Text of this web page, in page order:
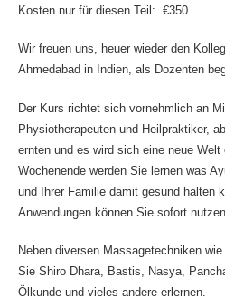
Kosten nur für diesen Teil: €350
Wir freuen uns, heuer wieder den
Ahmedabad in Indien, als Dozenten
Der Kurs richtet sich vornehmlich an
Physiotherapeuten und Heilpraktiker,
ernten und es wird sich eine neue Welt
Wochenende werden Sie lernen was
und Ihrer Familie damit gesund halten
Anwendungen können Sie sofort nutzen.
Neben diversen Massagetechniken
Sie Shiro Dhara, Bastis, Nasya,
Ölkunde und vieles andere erlernen.